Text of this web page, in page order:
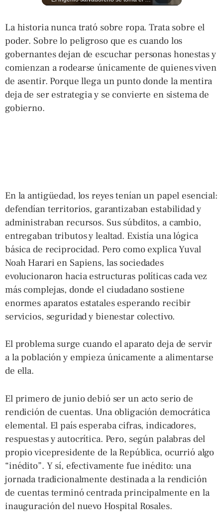
La historia nunca trató sobre ropa. Trata sobre el
poder. Sobre lo peligroso que es cuando los
gobernantes dejan de escuchar personas honestas y
comienzan a rodearse únicamente de quienes viven
de asentir. Porque llega un punto donde la mentira
deja de ser estrategia y se convierte en sistema de
gobierno.
En la antigüedad, los reyes tenían un papel esencial:
defendían territorios, garantizaban estabilidad y
administraban recursos. Sus súbditos, a cambio,
entregaban tributos y lealtad. Existía una lógica
básica de reciprocidad. Pero como explica Yuval
Noah Harari en Sapiens, las sociedades
evolucionaron hacia estructuras políticas cada vez
más complejas, donde el ciudadano sostiene
enormes aparatos estatales esperando recibir
servicios, seguridad y bienestar colectivo.
El problema surge cuando el aparato deja de servir
a la población y empieza únicamente a alimentarse
de ella.
El primero de junio debió ser un acto serio de
rendición de cuentas. Una obligación democrática
elemental. El país esperaba cifras, indicadores,
respuestas y autocrítica. Pero, según palabras del
propio vicepresidente de la República, ocurrió algo
“inédito”. Y sí, efectivamente fue inédito: una
jornada tradicionalmente destinada a la rendición
de cuentas terminó centrada principalmente en la
inauguración del nuevo Hospital Rosales.